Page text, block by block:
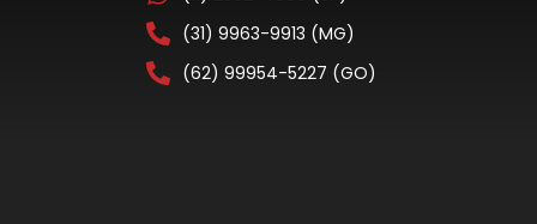
(31) 9963-9913 (MG)
(62) 99954-5227 (GO)